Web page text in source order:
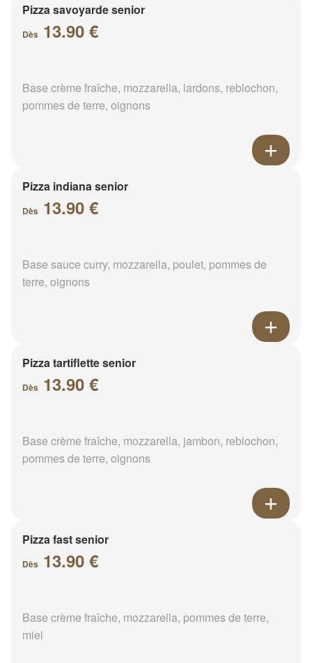
Pizza savoyarde senior
Dès 13.90 €
Base crème fraîche, mozzarella, lardons, reblochon,
pommes de terre, oignons
Pizza indiana senior
Dès 13.90 €
Base sauce curry, mozzarella, poulet, pommes de
terre, oignons
Pizza tartiflette senior
Dès 13.90 €
Base crème fraîche, mozzarella, jambon, reblochon,
pommes de terre, oignons
Pizza fast senior
Dès 13.90 €
Base crème fraîche, mozzarella, pommes de terre,
miel